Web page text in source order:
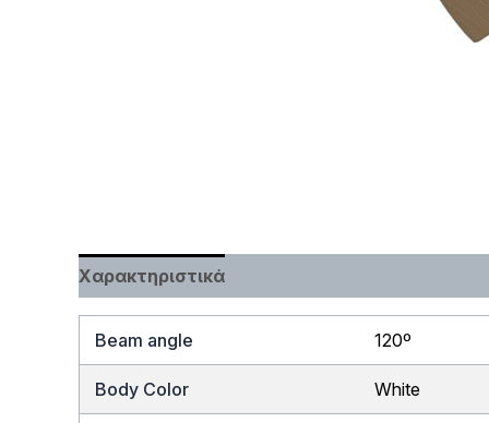
Χαρακτηριστικά
Beam angle 120º
Body Color White